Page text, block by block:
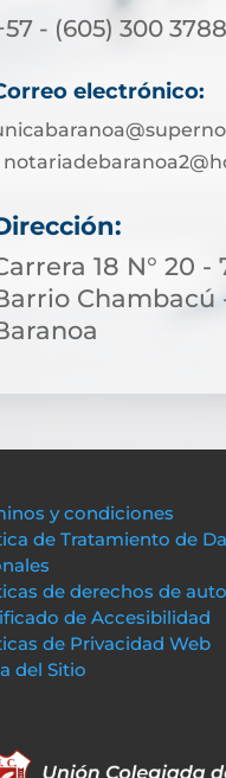
- (605) 300
electrónico:
18 N° 20 -
Chambacú
y condiciones
de Tratamiento de
de derechos de
de Accesibilidad
de Privacidad Web
del Sitio